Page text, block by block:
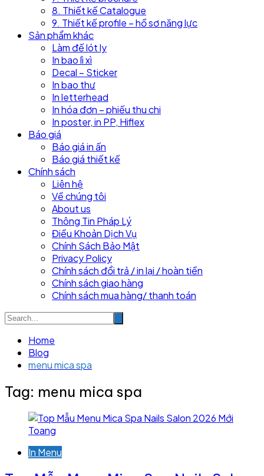
8. Thiết kế Catalogue
9. Thiết kế profile – hồ sơ năng lực
Sản phẩm khác
Làm đế lót ly
In bao lì xì
Decal – Sticker
In bao thư
In letterhead
In hóa đơn – phiếu thu chi
In poster, in PP, Hiflex
Báo giá
Báo giá in ấn
Báo giá thiết kế
Chính sách
Liên hệ
Về chúng tôi
About us
Thông Tin Pháp Lý
Điều Khoản Dịch Vụ
Chính Sách Bảo Mật
Privacy Policy
Chính sách đổi trả / in lại / hoàn tiền
Chính sách giao hàng
Chính sách mua hàng/ thanh toán
Home
Blog
menu mica spa
Tag: menu mica spa
In Menu